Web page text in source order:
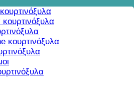
κουρτινόξυλα
κουρτινόξυλα